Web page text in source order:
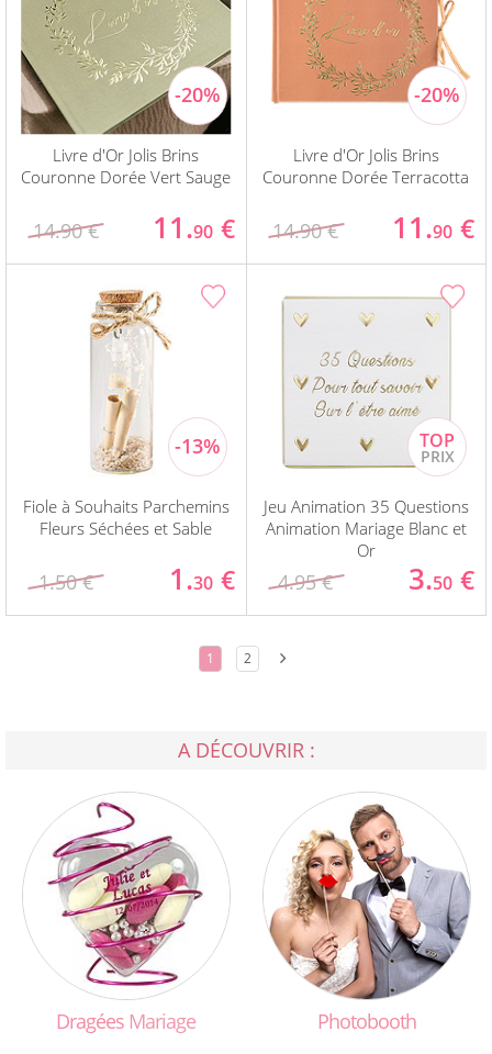
Livre d'Or Jolis Brins
Couronne Dorée Vert Sauge
14.90 € 11.90 €
Livre d'Or Jolis Brins
Couronne Dorée Terracotta
14.90 € 11.90 €
Fiole à Souhaits Parchemins
Fleurs Séchées et Sable
1.50 € 1.30 €
Jeu Animation 35 Questions
Animation Mariage Blanc et
Or
4.95 € 3.50 €
1 2
A DÉCOUVRIR :
Dragées Mariage Photobooth